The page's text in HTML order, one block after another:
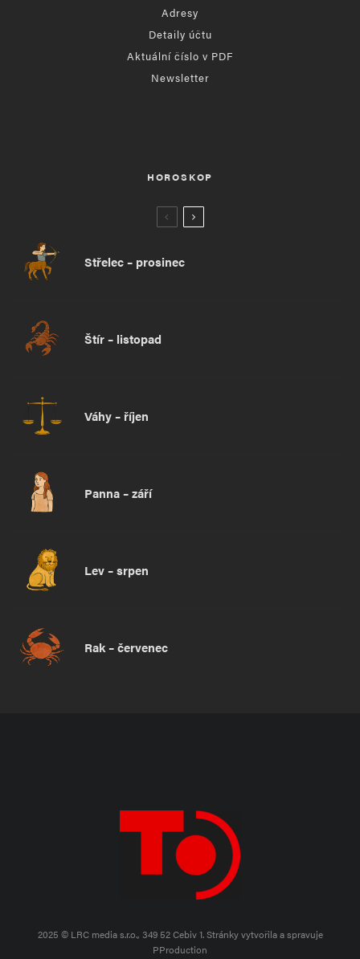
Adresy
Detaily účtu
Aktuální číslo v PDF
Newsletter
HOROSKOP
Střelec – prosinec
Štír – listopad
Váhy – říjen
Panna – září
Lev – srpen
Rak – červenec
2025 © LRC media s.r.o., 349 52 Cebiv 1.Stránky vytvořila a spravuje
PProduction